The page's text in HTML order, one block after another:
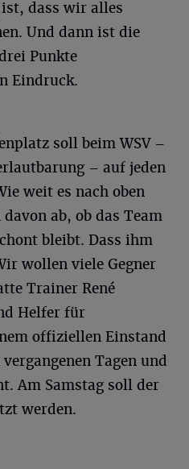
dass wir alles
Und dann ist die
Punkte
Eindruck.
soll beim WSV –
– auf jeden
weit es nach oben
ab, ob das Team
bleibt. Dass ihm
wollen viele Gegner
Trainer René
Helfer für
offiziellen Einstand
Tagen und
Am Samstag soll der
werden.